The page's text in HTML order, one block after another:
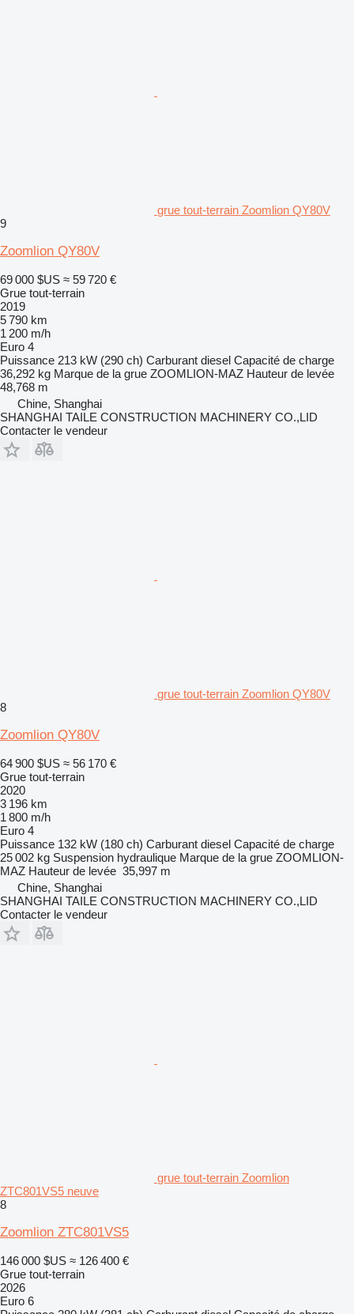
grue tout-terrain Zoomlion QY80V
9
Zoomlion QY80V
69 000 $US ≈ 59 720 €
Grue tout-terrain
2019
5 790 km
1 200 m/h
Euro 4
Puissance 213 kW (290 ch) Carburant diesel Capacité de charge
36,292 kg Marque de la grue ZOOMLION-MAZ Hauteur de levée
48,768 m
Chine, Shanghai
SHANGHAI TAILE CONSTRUCTION MACHINERY CO.,LID
Contacter le vendeur
grue tout-terrain Zoomlion QY80V
8
Zoomlion QY80V
64 900 $US ≈ 56 170 €
Grue tout-terrain
2020
3 196 km
1 800 m/h
Euro 4
Puissance 132 kW (180 ch) Carburant diesel Capacité de charge
25 002 kg Suspension hydraulique Marque de la grue ZOOMLION-
MAZ Hauteur de levée 35,997 m
Chine, Shanghai
SHANGHAI TAILE CONSTRUCTION MACHINERY CO.,LID
Contacter le vendeur
grue tout-terrain Zoomlion
ZTC801VS5 neuve
8
Zoomlion ZTC801VS5
146 000 $US ≈ 126 400 €
Grue tout-terrain
2026
Euro 6